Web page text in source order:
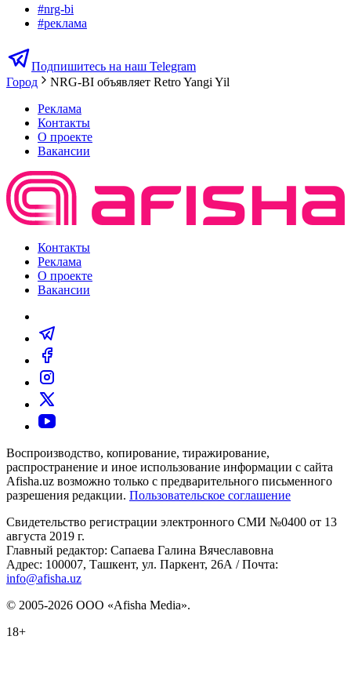
#nrg-bi
#реклама
Подпишитесь на наш Telegram
Город
NRG-BI объявляет Retro Yangi Yil
Реклама
Контакты
О проекте
Вакансии
Контакты
Реклама
О проекте
Вакансии
Воспроизводство, копирование, тиражирование,
распространение и иное использование информации с сайта
Afisha.uz возможно только с предварительного письменного
разрешения редакции. Пользовательское соглашение
Свидетельство регистрации электронного СМИ №0400 от 13
августа 2019 г.
Главный редактор: Сапаева Галина Вячеславовна
Адрес: 100007, Ташкент, ул. Паркент, 26А / Почта:
info@afisha.uz
© 2005-2026 ООО «Afisha Media».
18+